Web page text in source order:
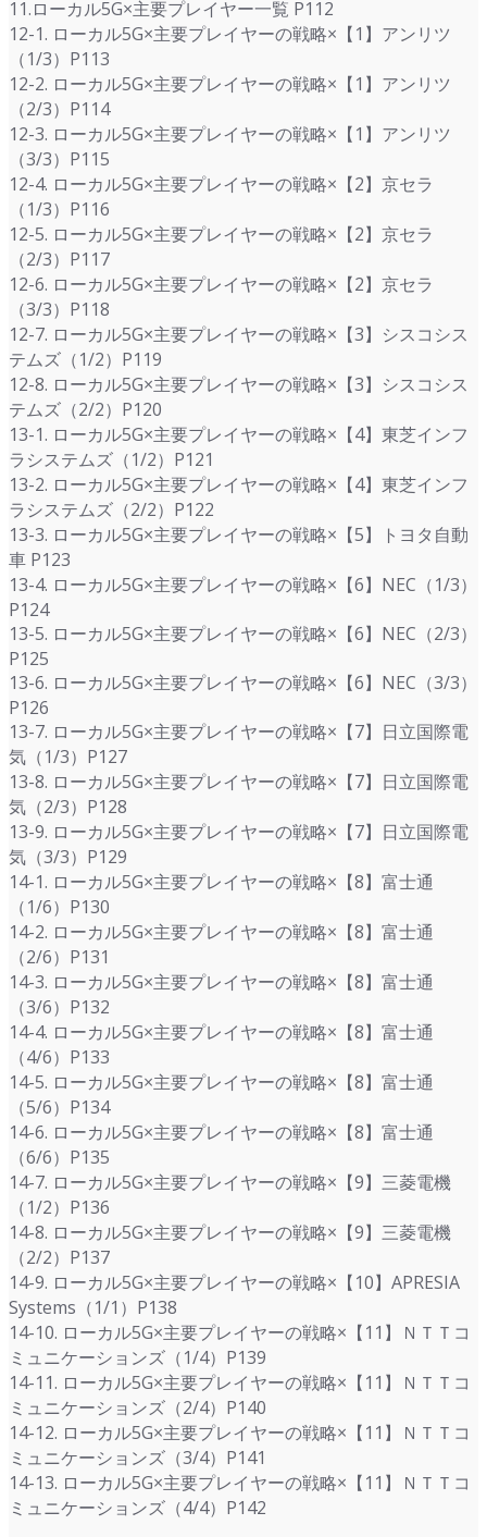
11.ローカル5G×主要プレイヤー一覧 P112
12-1. ローカル5G×主要プレイヤーの戦略×【1】アンリツ
（1/3）P113
12-2. ローカル5G×主要プレイヤーの戦略×【1】アンリツ
（2/3）P114
12-3. ローカル5G×主要プレイヤーの戦略×【1】アンリツ
（3/3）P115
12-4. ローカル5G×主要プレイヤーの戦略×【2】京セラ
（1/3）P116
12-5. ローカル5G×主要プレイヤーの戦略×【2】京セラ
（2/3）P117
12-6. ローカル5G×主要プレイヤーの戦略×【2】京セラ
（3/3）P118
12-7. ローカル5G×主要プレイヤーの戦略×【3】シスコシス
テムズ（1/2）P119
12-8. ローカル5G×主要プレイヤーの戦略×【3】シスコシス
テムズ（2/2）P120
13-1. ローカル5G×主要プレイヤーの戦略×【4】東芝インフ
ラシステムズ（1/2）P121
13-2. ローカル5G×主要プレイヤーの戦略×【4】東芝インフ
ラシステムズ（2/2）P122
13-3. ローカル5G×主要プレイヤーの戦略×【5】トヨタ自動
車 P123
13-4. ローカル5G×主要プレイヤーの戦略×【6】NEC（1/3）
P124
13-5. ローカル5G×主要プレイヤーの戦略×【6】NEC（2/3）
P125
13-6. ローカル5G×主要プレイヤーの戦略×【6】NEC（3/3）
P126
13-7. ローカル5G×主要プレイヤーの戦略×【7】日立国際電
気（1/3）P127
13-8. ローカル5G×主要プレイヤーの戦略×【7】日立国際電
気（2/3）P128
13-9. ローカル5G×主要プレイヤーの戦略×【7】日立国際電
気（3/3）P129
14-1. ローカル5G×主要プレイヤーの戦略×【8】富士通
（1/6）P130
14-2. ローカル5G×主要プレイヤーの戦略×【8】富士通
（2/6）P131
14-3. ローカル5G×主要プレイヤーの戦略×【8】富士通
（3/6）P132
14-4. ローカル5G×主要プレイヤーの戦略×【8】富士通
（4/6）P133
14-5. ローカル5G×主要プレイヤーの戦略×【8】富士通
（5/6）P134
14-6. ローカル5G×主要プレイヤーの戦略×【8】富士通
（6/6）P135
14-7. ローカル5G×主要プレイヤーの戦略×【9】三菱電機
（1/2）P136
14-8. ローカル5G×主要プレイヤーの戦略×【9】三菱電機
（2/2）P137
14-9. ローカル5G×主要プレイヤーの戦略×【10】APRESIA
Systems（1/1）P138
14-10. ローカル5G×主要プレイヤーの戦略×【11】ＮＴＴコ
ミュニケーションズ（1/4）P139
14-11. ローカル5G×主要プレイヤーの戦略×【11】ＮＴＴコ
ミュニケーションズ（2/4）P140
14-12. ローカル5G×主要プレイヤーの戦略×【11】ＮＴＴコ
ミュニケーションズ（3/4）P141
14-13. ローカル5G×主要プレイヤーの戦略×【11】ＮＴＴコ
ミュニケーションズ（4/4）P142